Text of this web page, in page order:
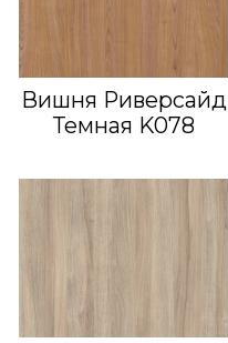
Вишня Риверсайд
Темная K078